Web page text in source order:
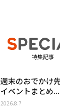
特集記事
週末のおでかけ
イベントまとめ...
2026.8.7